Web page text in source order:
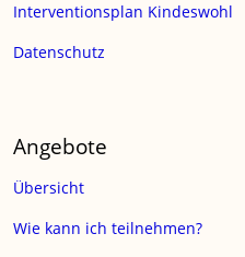
Interventionsplan Kindeswohl
Datenschutz
Angebote
Übersicht
Wie kann ich teilnehmen?